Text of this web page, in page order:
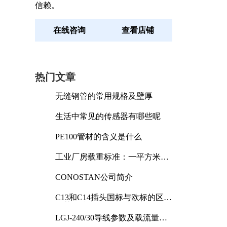
信赖。
在线咨询 查看店铺
热门文章
无缝钢管的常用规格及壁厚
生活中常见的传感器有哪些呢
PE100管材的含义是什么
工业厂房载重标准：一平方米能
CONOSTAN公司简介
C13和C14插头国标与欧标的区别
LGJ-240/30导线参数及载流量解